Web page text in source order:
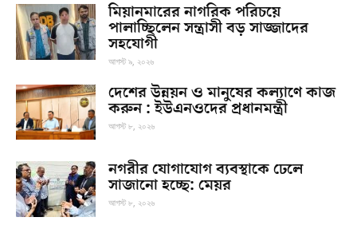
মিয়ানমারের নাগরিক পরিচয়ে
পালাচ্ছিলেন সন্ত্রাসী বড় সাজ্জাদের
সহযোগী
আগস্ট ৯, ২০২৬
দেশের উন্নয়ন ও মানুষের কল্যাণে কাজ
করুন : ইউএনওদের প্রধানমন্ত্রী
আগস্ট ৮, ২০২৬
নগরীর যোগাযোগ ব্যবস্থাকে ঢেলে
সাজানো হচ্ছে: মেয়র
আগস্ট ৮, ২০২৬